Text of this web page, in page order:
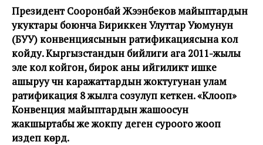
Президент Сооронбай Жээнбеков майыптардын
укуктары боюнча Бириккен Улуттар Уюмунун
(БУУ) конвенциясынын ратификациясына кол
койду. Кыргызстандын бийлиги ага 2011-жылы
эле кол койгон, бирок аны ийгиликтүү ишке
ашыруу үчүн каражаттардын жоктугунан улам
ратификация 8 жылга созулуп кеткен. «Клооп»
Конвенция майыптардын жашоосун
жакшыртабы же жокпу деген суроого жооп
издеп көрдү.